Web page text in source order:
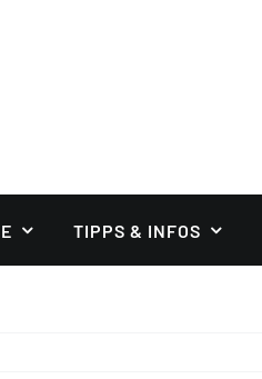
TIPPS & INFOS